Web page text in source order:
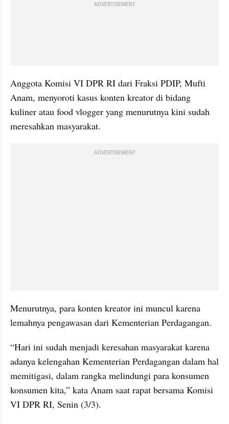
ADVERTISEMENT
Anggota Komisi VI DPR RI dari Fraksi PDIP, Mufti
Anam, menyoroti kasus konten kreator di bidang
kuliner atau food vlogger yang menurutnya kini sudah
meresahkan masyarakat.
ADVERTISEMENT
Menurutnya, para konten kreator ini muncul karena
lemahnya pengawasan dari Kementerian Perdagangan.
“Hari ini sudah menjadi keresahan masyarakat karena
adanya kelengahan Kementerian Perdagangan dalam hal
memitigasi, dalam rangka melindungi para konsumen
konsumen kita,” kata Anam saat rapat bersama Komisi
VI DPR RI, Senin (3/3).